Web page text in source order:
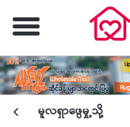
မူလရှာဖွေမှု့သို့